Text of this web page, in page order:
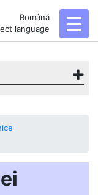
Română
language